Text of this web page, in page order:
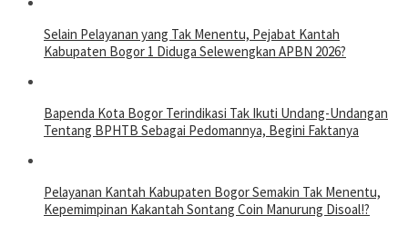
Selain Pelayanan yang Tak Menentu, Pejabat Kantah
Kabupaten Bogor 1 Diduga Selewengkan APBN 2026?
Bapenda Kota Bogor Terindikasi Tak Ikuti Undang-Undangan
Tentang BPHTB Sebagai Pedomannya, Begini Faktanya
Pelayanan Kantah Kabupaten Bogor Semakin Tak Menentu,
Kepemimpinan Kakantah Sontang Coin Manurung Disoal!?